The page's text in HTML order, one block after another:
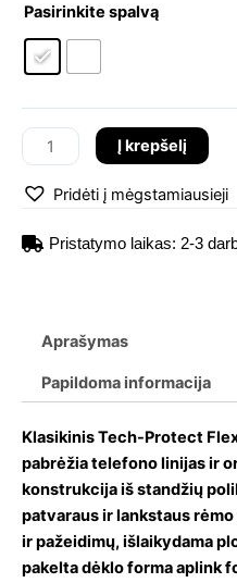
was:
€10.99.
is:
Pasirinkite spalvą
kiekis:
Tech-
Protect
Hybrid
MagSafe
iPhone
Pro
Į krepšelį
Pridėti į mėgstamiausieji
Pristatymo laikas: 2-3
Aprašymas
Papildoma informacija
Klasikinis Tech-Protect
pabrėžia telefono linijas ir
konstrukcija iš standžių
patvaraus ir lankstaus
ir pažeidimų, išlaikydama
pakelta dėklo forma aplink